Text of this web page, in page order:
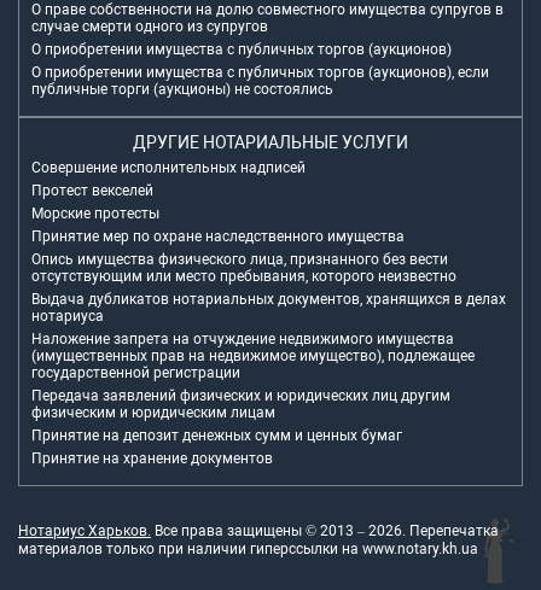
О праве собственности на долю совместного имущества супругов в
случае смерти одного из супругов
О приобретении имущества с публичных торгов (аукционов)
О приобретении имущества с публичных торгов (аукционов), если
публичные торги (аукционы) не состоялись
ДРУГИЕ НОТАРИАЛЬНЫЕ УСЛУГИ
Совершение исполнительных надписей
Протест векселей
Морские протесты
Принятие мер по охране наследственного имущества
Опись имущества физического лица, признанного без вести
отсутствующим или место пребывания, которого неизвестно
Выдача дубликатов нотариальных документов, хранящихся в делах
нотариуса
Наложение запрета на отчуждение недвижимого имущества
(имущественных прав на недвижимое имущество), подлежащее
государственной регистрации
Передача заявлений физических и юридических лиц другим
физическим и юридическим лицам
Принятие на депозит денежных сумм и ценных бумаг
Принятие на хранение документов
Нотариус Харьков. Все права защищены © 2013 – 2026. Перепечатка
материалов только при наличии гиперссылки на www.notary.kh.ua